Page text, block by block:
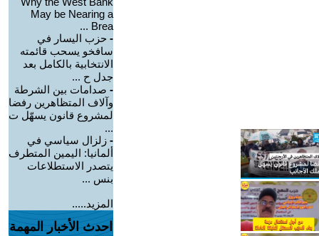
May be Nearing a
Brea ...
- حزب اليسار في
سافخو يسحب قائمته
الانتخابية بالكامل بعد
جدل ح ...
- صدامات بين الشرطة
وآلاف المتظاهرين رفضا
لمشروع قانون يسهّل ت
...
- زلزال سياسي في
ألمانيا: اليمين المتطرف
يتصدر الاستطلاعات
بنس ...
المزيد.....
احدث الأخبار المهمة